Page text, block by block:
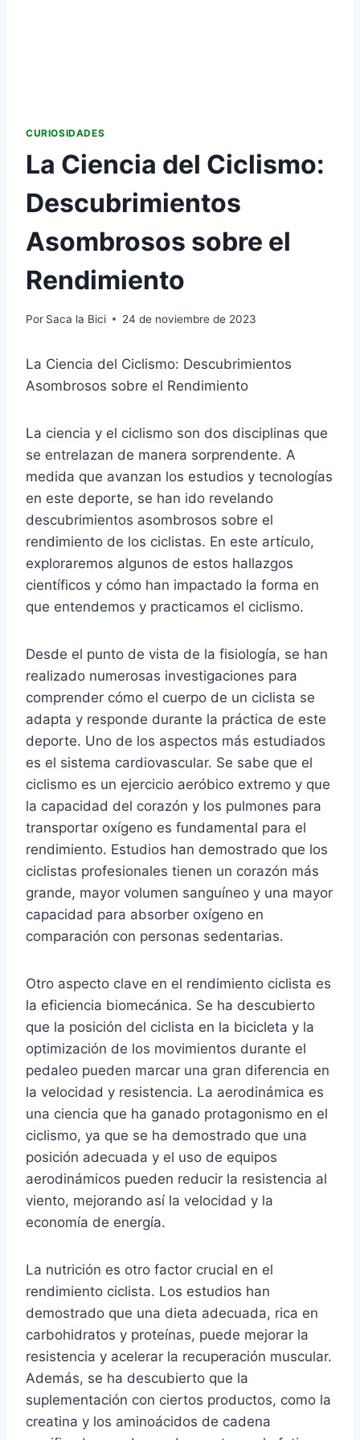
CURIOSIDADES
La Ciencia del Ciclismo:
Descubrimientos
Asombrosos sobre el
Rendimiento
Por Saca la Bici 24 de noviembre de 2023
La Ciencia del Ciclismo: Descubrimientos
Asombrosos sobre el Rendimiento
La ciencia y el ciclismo son dos disciplinas que
se entrelazan de manera sorprendente. A
medida que avanzan los estudios y tecnologías
en este deporte, se han ido revelando
descubrimientos asombrosos sobre el
rendimiento de los ciclistas. En este artículo,
exploraremos algunos de estos hallazgos
científicos y cómo han impactado la forma en
que entendemos y practicamos el ciclismo.
Desde el punto de vista de la fisiología, se han
realizado numerosas investigaciones para
comprender cómo el cuerpo de un ciclista se
adapta y responde durante la práctica de este
deporte. Uno de los aspectos más estudiados
es el sistema cardiovascular. Se sabe que el
ciclismo es un ejercicio aeróbico extremo y que
la capacidad del corazón y los pulmones para
transportar oxígeno es fundamental para el
rendimiento. Estudios han demostrado que los
ciclistas profesionales tienen un corazón más
grande, mayor volumen sanguíneo y una mayor
capacidad para absorber oxígeno en
comparación con personas sedentarias.
Otro aspecto clave en el rendimiento ciclista es
la eficiencia biomecánica. Se ha descubierto
que la posición del ciclista en la bicicleta y la
optimización de los movimientos durante el
pedaleo pueden marcar una gran diferencia en
la velocidad y resistencia. La aerodinámica es
una ciencia que ha ganado protagonismo en el
ciclismo, ya que se ha demostrado que una
posición adecuada y el uso de equipos
aerodinámicos pueden reducir la resistencia al
viento, mejorando así la velocidad y la
economía de energía.
La nutrición es otro factor crucial en el
rendimiento ciclista. Los estudios han
demostrado que una dieta adecuada, rica en
carbohidratos y proteínas, puede mejorar la
resistencia y acelerar la recuperación muscular.
Además, se ha descubierto que la
suplementación con ciertos productos, como la
creatina y los aminoácidos de cadena